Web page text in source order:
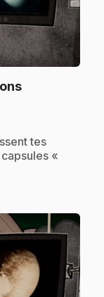
tes
«